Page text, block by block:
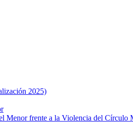
2025)
Menor frente a la Violencia del Círculo